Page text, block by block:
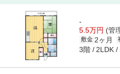
-
5.5万円 (管
敷金 2ヶ月
3階 2LDK